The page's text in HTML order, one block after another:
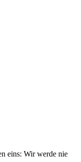
eins: Wir werde nie